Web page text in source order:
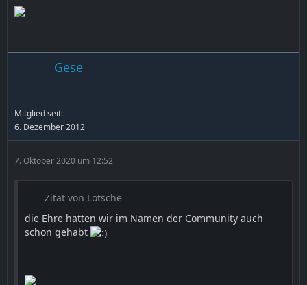
Gese
Mitglied seit:
6. Dezember 2012
7. Oktober 2020 um 12:52
Zitat von Lotsche
die Ehre hatten wir im Namen der Community auch
schon gehabt